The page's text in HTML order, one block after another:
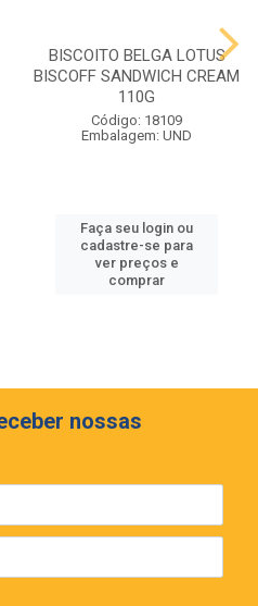
BISCOITO BELGA LOTUS
BISCOFF SANDWICH CREAM
110G
Código: 18109
Embalagem: UND
Faça seu login ou
cadastre-se para
ver preços e
comprar
nossas